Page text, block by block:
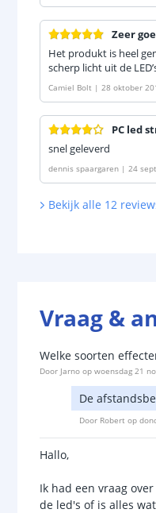
Zeer
Het produkt is heel
scherp licht uit de
Camiel Bolt | 28 oktober
PC led
snel geleverd
dennis spaargaren | 24
Bekijk alle 12
Vraag &
Welke soorten
Door Jarno op woensdag 21
De
Door Robert op
Hallo,
Ik had een vraag
de led's of is alles